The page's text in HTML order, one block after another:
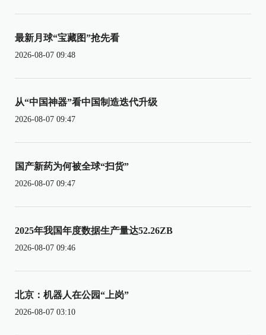
最新月球“宝藏图”抢先看
2026-08-07 09:48
从“中国神器”看中国制造迭代升级
2026-08-07 09:47
国产新药为何被全球“扫货”
2026-08-07 09:47
2025年我国年度数据生产量达52.26ZB
2026-08-07 09:46
北京：机器人在公园“上岗”
2026-08-07 03:10